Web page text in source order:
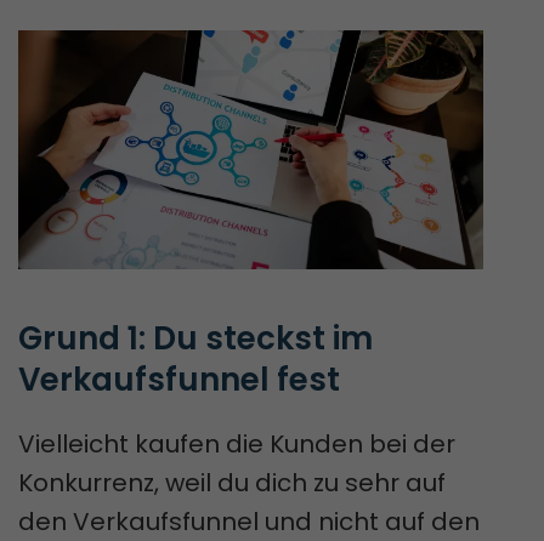
Grund 1: Du steckst im
Verkaufsfunnel fest
Vielleicht kaufen die Kunden bei der
Konkurrenz, weil du dich zu sehr auf
den Verkaufsfunnel und nicht auf den